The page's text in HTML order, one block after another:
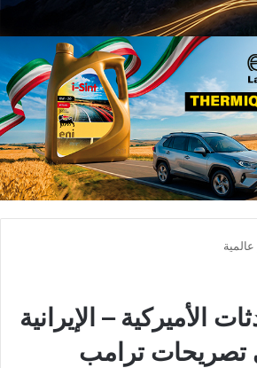
عالمية
الأميركية – الإيرانية
تصريحات ترامب